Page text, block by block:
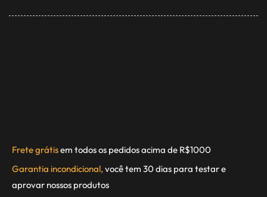
Frete grátisem todos os pedidos acima de R$1000
Garantia incondicional, você tem 30 dias para testar e
aprovar nossos produtos